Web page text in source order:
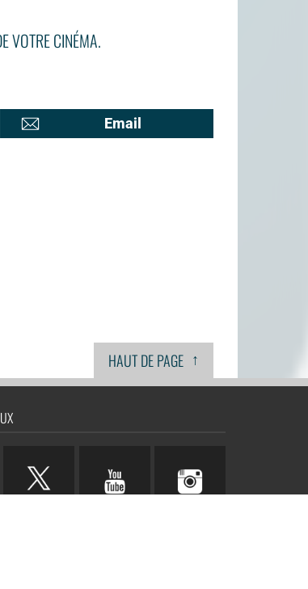
VOTRE CINÉMA.
Email
HAUT DE PAGE ↑